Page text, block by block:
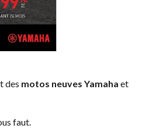
des motos neuves Yamaha et
faut.